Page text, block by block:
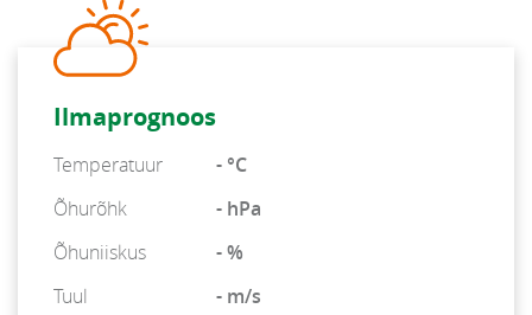
Ilmaprognoos
Temperatuur
- °C
Õhurõhk
- hPa
Õhuniiskus
- %
Tuul
- m/s